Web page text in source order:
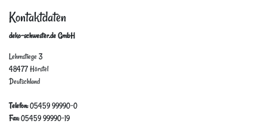
Kontaktdaten
deko-schwester.de GmbH
Lehmstiege 3
48477 Hörstel
Deutschland
Telefon:05459 99990-0
Fax:05459 99990-19